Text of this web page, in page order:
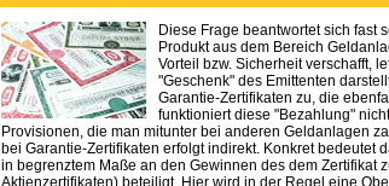
Diese Frage beantwortet sich fast
Produkt aus dem Bereich
Vorteil bzw. Sicherheit verschafft,
"Geschenk" des Emittenten
Garantie-Zertifikaten zu, die
funktioniert diese "Bezahlung"
Provisionen, die man mitunter bei anderen Geldanlagen
bei Garantie-Zertifikaten erfolgt indirekt. Konkret bedeutet
in begrenztem Maße an den Gewinnen des dem Zertifikat
Aktienzertifikaten) beteiligt. Hier wird in der Regel eine